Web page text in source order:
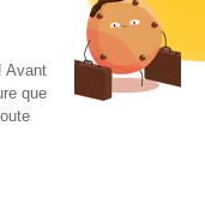
Scopri anche il
parchi, vedi anche